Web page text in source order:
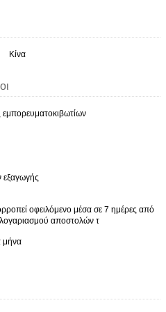
Κίνα
εμπορευματοκιβωτίων
εξαγωγής
οφειλόμενο μέσα σε 7 ημέρες από
αποστολών τ
μήνα